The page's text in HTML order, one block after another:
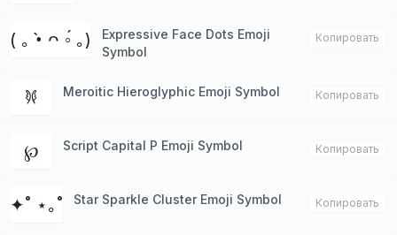
( ｡ •̀ ᴖ ◦́ ｡)
Expressive Face Dots Emoji
Symbol
Копировать
𐦍 Meroitic Hieroglyphic Emoji Symbol Копировать
℘ Script Capital P Emoji Symbol Копировать
✦˚ ⋆｡˚ Star Sparkle Cluster Emoji Symbol Копировать